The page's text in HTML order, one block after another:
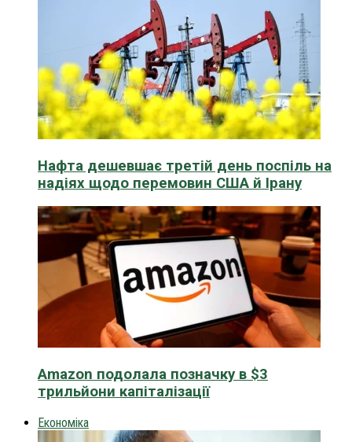
Нафта дешевшає третій день поспіль на
надіях щодо перемовин США й Ірану
Amazon подолала позначку в $3
трильйони капіталізації
Економіка